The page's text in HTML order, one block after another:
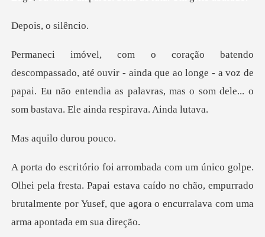
, o si
ainda que ao longe - a voz de
papai. Eu não entendia as palavras,
ilo dur
a fresta. Papai estava caído no chão, empurrado
brutalmente por Y